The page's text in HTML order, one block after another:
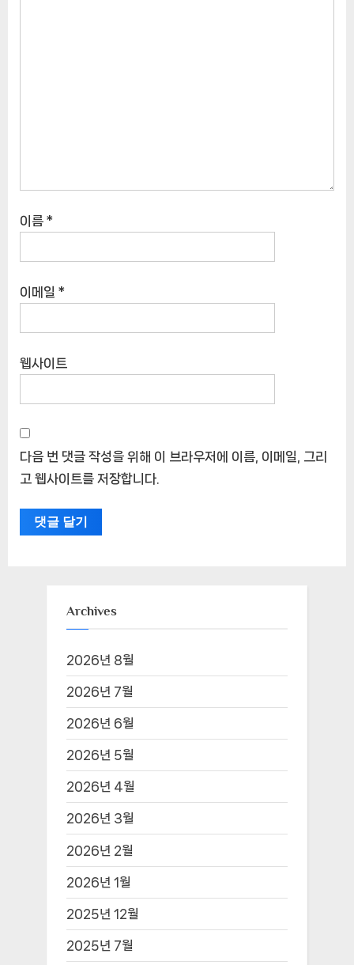
이름 *
이메일 *
웹사이트
다음 번 댓글 작성을 위해 이 브라우저에 이름, 이메일, 그리
고 웹사이트를 저장합니다.
Archives
2026년 8월
2026년 7월
2026년 6월
2026년 5월
2026년 4월
2026년 3월
2026년 2월
2026년 1월
2025년 12월
2025년 7월